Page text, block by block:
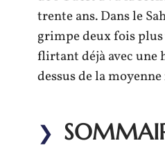
trente ans. Dans le
grimpe deux fois
flirtant déjà avec une
dessus de la